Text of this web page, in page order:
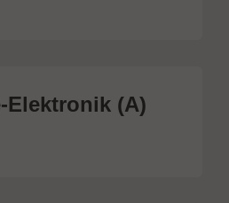
Elektronik (A)